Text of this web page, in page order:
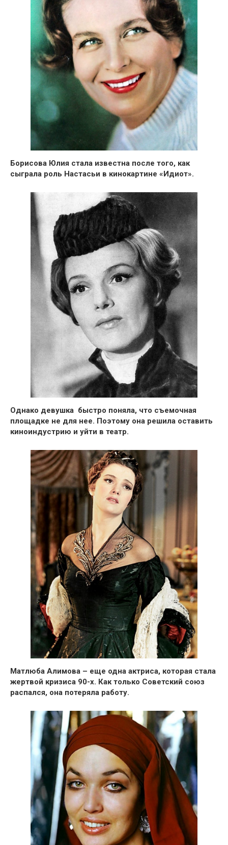
Борисова Юлия стала известна после того, как
сыграла роль Настасьи в кинокартине «Идиот».
Однако девушка быстро поняла, что съемочная
площадке не для нее. Поэтому она решила оставить
киноиндустрию и уйти в театр.
Матлюба Алимова – еще одна актриса, которая стала
жертвой кризиса 90-х. Как только Советский союз
распался, она потеряла работу.